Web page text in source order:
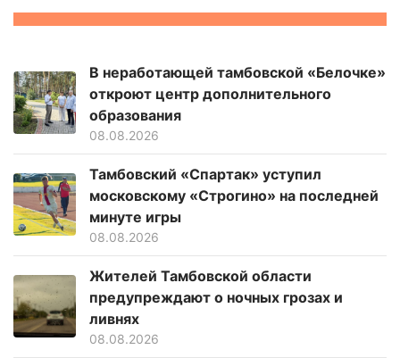
В неработающей тамбовской «Белочке»
откроют центр дополнительного
образования
08.08.2026
Тамбовский «Спартак» уступил
московскому «Строгино» на последней
минуте игры
08.08.2026
Жителей Тамбовской области
предупреждают о ночных грозах и
ливнях
08.08.2026